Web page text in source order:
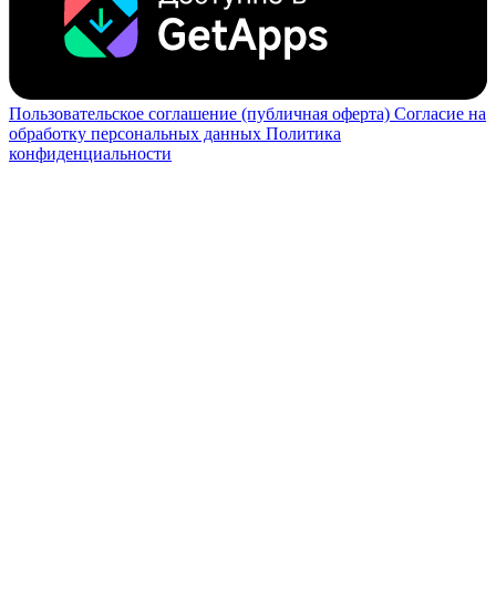
Пользовательское соглашение (публичная оферта) Согласие на
обработку персональных данных Политика
конфиденциальности